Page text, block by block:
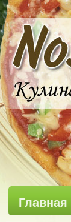
Главная